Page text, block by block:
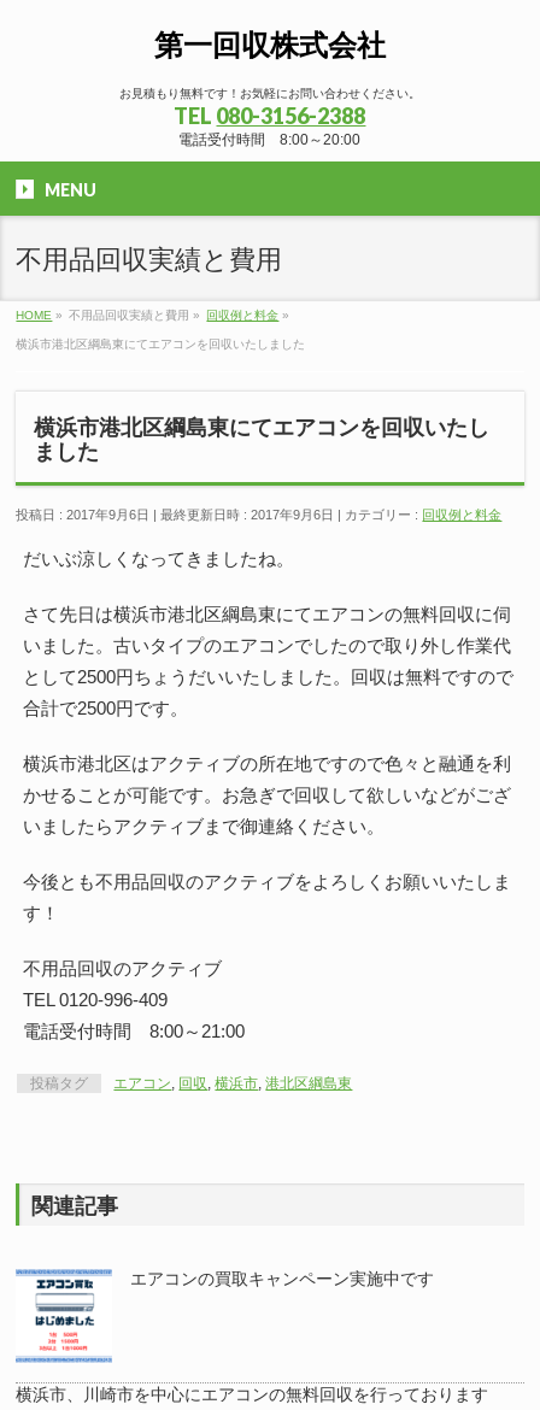
第一回収株式会社
お見積もり無料です！お気軽にお問い合わせください。
TEL 080-3156-2388
電話受付時間 8:00～20:00
MENU
不用品回収実績と費用
HOME » 不用品回収実績と費用 » 回収例と料金 »
横浜市港北区綱島東にてエアコンを回収いたしました
横浜市港北区綱島東にてエアコンを回収いたし
ました
投稿日 : 2017年9月6日 最終更新日時 : 2017年9月6日 カテゴリー : 回収例と料金
だいぶ涼しくなってきましたね。
さて先日は横浜市港北区綱島東にてエアコンの無料回収に伺
いました。古いタイプのエアコンでしたので取り外し作業代
として2500円ちょうだいいたしました。回収は無料ですので
合計で2500円です。
横浜市港北区はアクティブの所在地ですので色々と融通を利
かせることが可能です。お急ぎで回収して欲しいなどがござ
いましたらアクティブまで御連絡ください。
今後とも不用品回収のアクティブをよろしくお願いいたしま
す！
不用品回収のアクティブ
TEL 0120-996-409
電話受付時間 8:00～21:00
投稿タグ エアコン, 回収,横浜市,港北区綱島東
関連記事
エアコンの買取キャンペーン実施中です
横浜市、川崎市を中心にエアコンの無料回収を行っております